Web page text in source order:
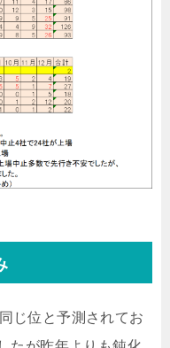
じ位と予測されてお